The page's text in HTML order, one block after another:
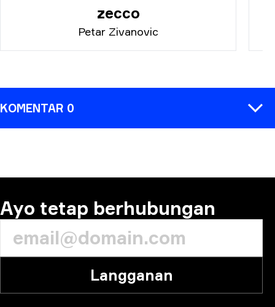
zecco
Petar Zivanovic
KOMENTAR 0
Ayo tetap berhubungan
Langganan